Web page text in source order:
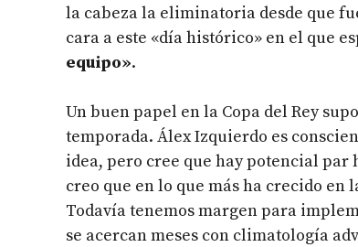
la cabeza la eliminatoria desde que
cara a este «día histórico» en el que
equipo».
Un buen papel en la Copa del Rey
temporada. Álex Izquierdo es
idea, pero cree que hay potencial par
creo que en lo que más ha crecido en
Todavía tenemos margen para
se acercan meses con climatología